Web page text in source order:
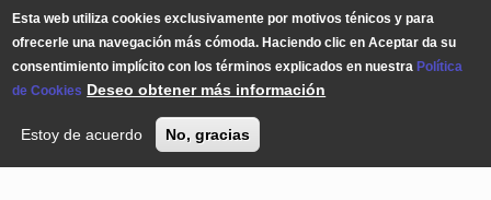
Esta web utiliza cookies exclusivamente por motivos ténicos y para
ofrecerle una navegación más cómoda. Haciendo clic en Aceptar da su
consentimiento implícito con los términos explicados en nuestra Política
de Cookies Deseo obtener más información
Estoy de acuerdo No, gracias